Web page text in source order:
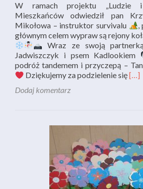
W ramach projektu „Ludzie i
Mieszkańców odwiedził pan
Mikołowa – instruktor survivalu
,
głównym celem wypraw są rejony
Wraz ze swoją
Jadwiszczyk i psem Kadlookiem
podróż tandemem i przyczepą –
Dziękujemy za podzielenie sięRead
–
[…]
Dodaj komentarz